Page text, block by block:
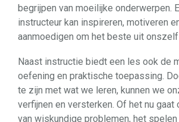
begrijpen van moeilijke onderwerpen.
instructeur kan inspireren, motiveren
aanmoedigen om het beste uit onszelf
Naast instructie biedt een les ook de
oefening en praktische toepassing.
te zijn met wat we leren, kunnen we
verfijnen en versterken. Of het nu gaat
van wiskundige problemen, het spelen